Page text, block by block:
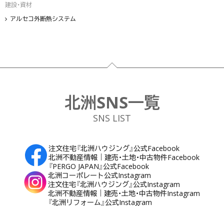
建設・資材
アルセコ外断熱システム
フッター
北洲SNS一覧
SNS LIST
注文住宅『北洲ハウジング』公式Facebook
北洲不動産情報｜建売・土地・中古物件Facebook
『PERGO JAPAN』公式Facebook
北洲コーポレート公式Instagram
注文住宅『北洲ハウジング』公式Instagram
北洲不動産情報｜建売・土地・中古物件Instagram
『北洲リフォーム』公式Instagram